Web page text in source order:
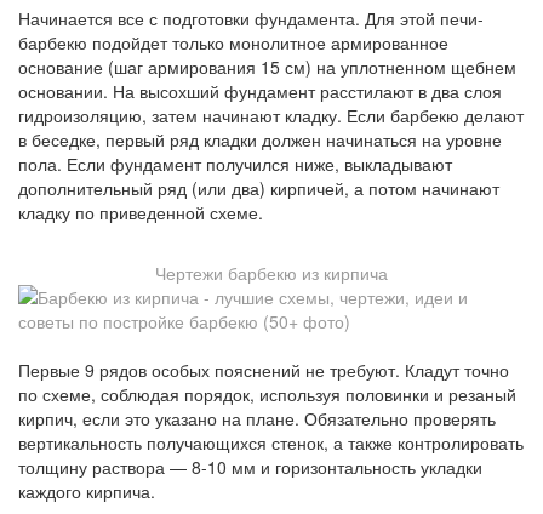
Начинается все с подготовки фундамента. Для этой печи-
барбекю подойдет только монолитное армированное
основание (шаг армирования 15 см) на уплотненном щебнем
основании. На высохший фундамент расстилают в два слоя
гидроизоляцию, затем начинают кладку. Если барбекю делают
в беседке, первый ряд кладки должен начинаться на уровне
пола. Если фундамент получился ниже, выкладывают
дополнительный ряд (или два) кирпичей, а потом начинают
кладку по приведенной схеме.
Чертежи барбекю из кирпича
Первые 9 рядов особых пояснений не требуют. Кладут точно
по схеме, соблюдая порядок, используя половинки и резаный
кирпич, если это указано на плане. Обязательно проверять
вертикальность получающихся стенок, а также контролировать
толщину раствора — 8-10 мм и горизонтальность укладки
каждого кирпича.